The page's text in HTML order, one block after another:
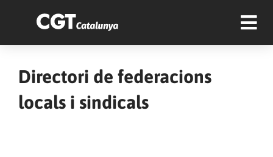
Directori de federacions
locals i sindicals